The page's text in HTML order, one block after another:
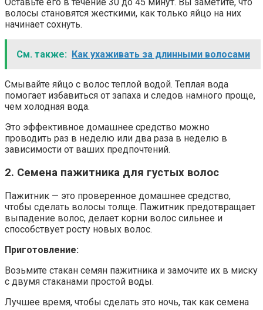
волосы становятся жесткими, как только яйцо на них
начинает сохнуть.
См. также: Как ухаживать за длинными волосами
Смывайте яйцо с волос теплой водой. Теплая вода
помогает избавиться от запаха и следов намного проще,
чем холодная вода.
Это эффективное домашнее средство можно
проводить раз в неделю или два раза в неделю в
зависимости от ваших предпочтений.
2. Семена пажитника для густых волос
Пажитник — это проверенное домашнее средство,
чтобы сделать волосы толще. Пажитник предотвращает
выпадение волос, делает корни волос сильнее и
способствует росту новых волос.
Приготовление:
Возьмите стакан семян пажитника и замочите их в миску
с двумя стаканами простой воды.
Лучшее время, чтобы сделать это ночь, так как семена